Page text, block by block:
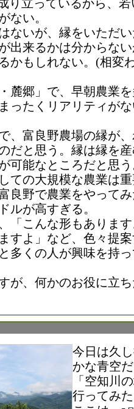
り立っているから、
ない。
ないが、縁をいただ
出来るかは分からな
かもしれない。(相変
麓郷」で、早朝農業
ったくリアリティが
、富良野農場の縁が
だと思う。縁は縁を
可能なところだと思
ての大規模な農業は
良野で農業をやって
ルが高すぎる。
「こんな形もありま
すよ」など、色々提
多くの人が興味を持
が、何かのお役に立
今日は久
かな青空
「空知川
行ってみ